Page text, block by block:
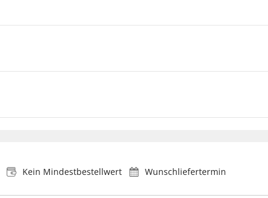
Kein Mindestbestellwert Wunschliefertermin